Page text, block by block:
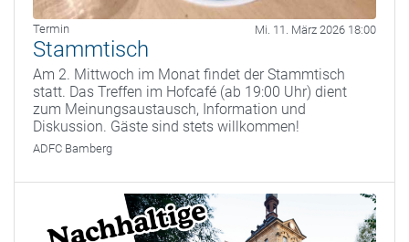
Termin Mi. 11. März 2026 18:00
Stammtisch
Am 2. Mittwoch im Monat findet der Stammtisch
statt. Das Treffen im Hofcafé (ab 19:00 Uhr) dient
zum Meinungsaustausch, Information und
Diskussion. Gäste sind stets willkommen!
ADFC Bamberg